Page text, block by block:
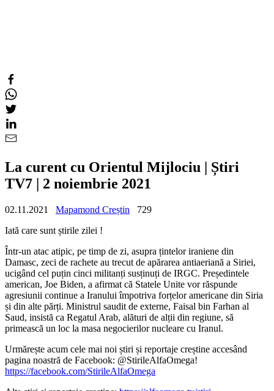
La curent cu Orientul Mijlociu | Știri
TV7 | 2 noiembrie 2021
02.11.2021 Mapamond Creștin
729
Iată care sunt știrile zilei !
Într-un atac atipic, pe timp de zi, asupra țintelor iraniene din
Damasc, zeci de rachete au trecut de apărarea antiaeriană a Siriei,
ucigând cel puțin cinci militanți susținuți de IRGC. Președintele
american, Joe Biden, a afirmat că Statele Unite vor răspunde
agresiunii continue a Iranului împotriva forțelor americane din Siria
și din alte părți. Ministrul saudit de externe, Faisal bin Farhan al
Saud, insistă ca Regatul Arab, alături de alții din regiune, să
primească un loc la masa negocierilor nucleare cu Iranul.
Urmărește acum cele mai noi știri și reportaje creștine accesând
pagina noastră de Facebook: @StirileAlfaOmega!
https://facebook.com/StirileAlfaOmega